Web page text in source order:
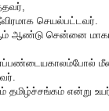
செயல்பட்டவர்.
ஆம் ஆண்டு சென்னை
தமிழ்ச்சங்கம்